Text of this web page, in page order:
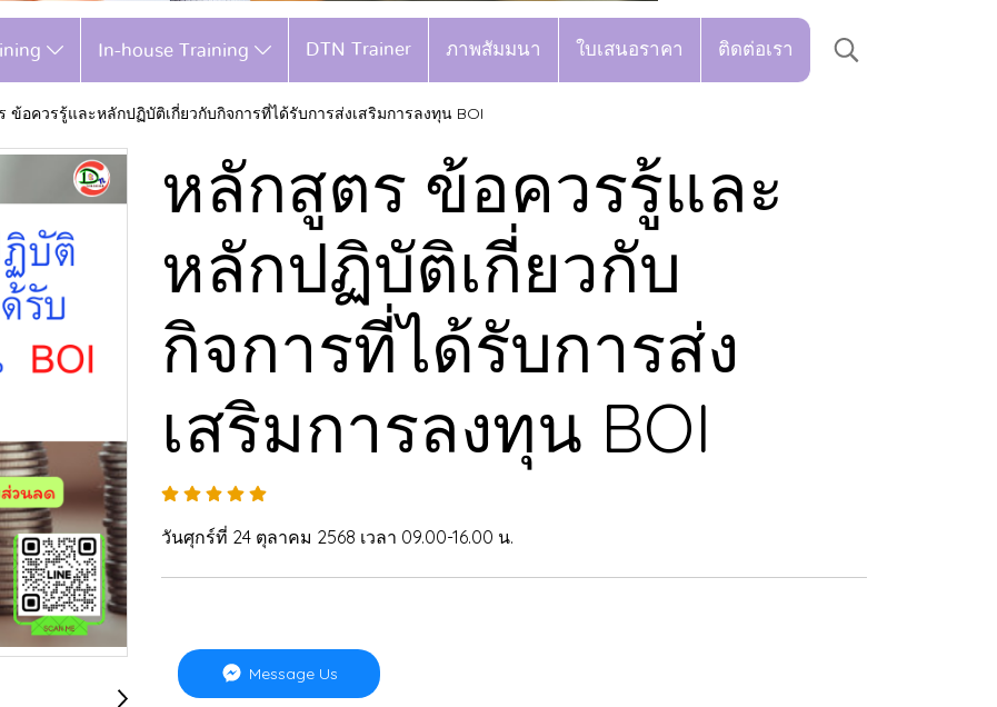
In-house Training DTN Trainer ภาพสัมมนา ใบเสนอราคา ติดต่อเรา
ข้อควรรู้และหลักปฏิบัติเกี่ยวกับกิจการที่ได้รับการส่งเสริมการลงทุน BOI
หลักสูตร ข้อควรรู้และ
หลักปฏิบัติเกี่ยวกับ
กิจการที่ได้รับการส่ง
เสริมการลงทุน BOI
วันศุกร์ที่ 24 ตุลาคม 2568 เวลา 09.00-16.00 น.
Message Us